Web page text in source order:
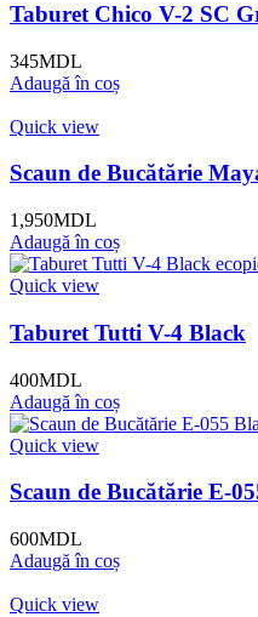
Taburet Chico V-2 SC
345MDL
Adaugă în coș
Quick view
Scaun de Bucătărie
1,950MDL
Adaugă în coș
Quick view
Taburet Tutti V-4 Black
400MDL
Adaugă în coș
Quick view
Scaun de Bucătărie E-
600MDL
Adaugă în coș
Quick view